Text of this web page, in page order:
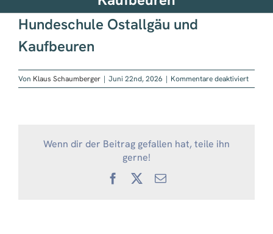
Hundeschule Ostallgäu und
Kaufbeuren
Von Klaus Schaumberger | Juni 22nd, 2026 | Kommentare deaktiviertfür
Wenn dir der Beitrag gefallen hat, teile ihn
gerne!
Facebook
X
E-